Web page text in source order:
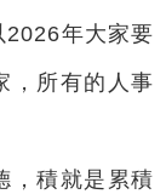
2026年大家要
，所有的人事
，積就是累積